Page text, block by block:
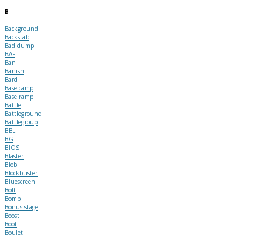
B
Background
Backstab
Bad dump
BAF
Ban
Banish
Bard
Base camp
Base ramp
Battle
Battleground
Battlegroup
BBL
BG
BIOS
Blaster
Blob
Blockbuster
Bluescreen
Bolt
Bomb
Bonus stage
Boost
Boot
Boulet